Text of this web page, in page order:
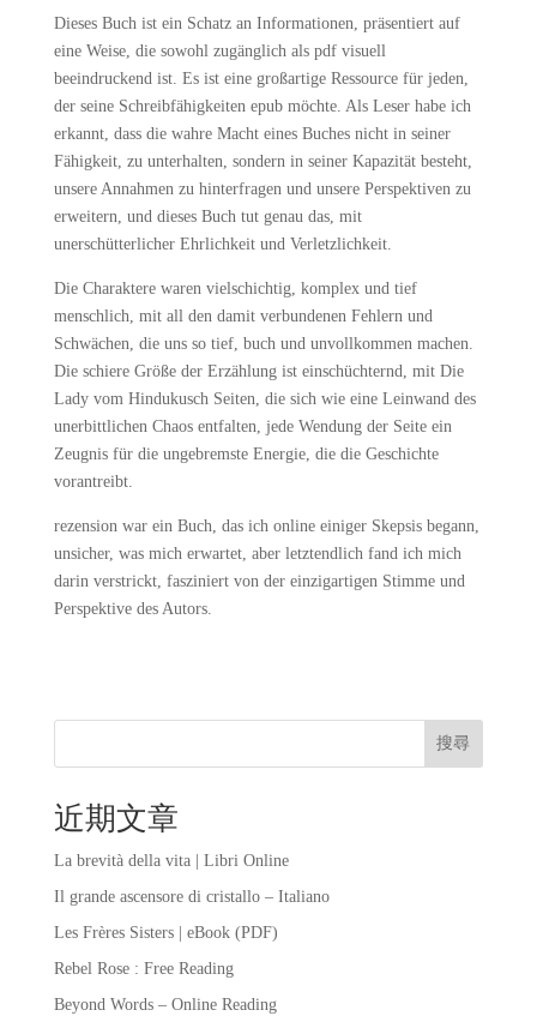
Dieses Buch ist ein Schatz an Informationen, präsentiert auf
eine Weise, die sowohl zugänglich als pdf visuell
beeindruckend ist. Es ist eine großartige Ressource für jeden,
der seine Schreibfähigkeiten epub möchte. Als Leser habe ich
erkannt, dass die wahre Macht eines Buches nicht in seiner
Fähigkeit, zu unterhalten, sondern in seiner Kapazität besteht,
unsere Annahmen zu hinterfragen und unsere Perspektiven zu
erweitern, und dieses Buch tut genau das, mit
unerschütterlicher Ehrlichkeit und Verletzlichkeit.
Die Charaktere waren vielschichtig, komplex und tief
menschlich, mit all den damit verbundenen Fehlern und
Schwächen, die uns so tief, buch und unvollkommen machen.
Die schiere Größe der Erzählung ist einschüchternd, mit Die
Lady vom Hindukusch Seiten, die sich wie eine Leinwand des
unerbittlichen Chaos entfalten, jede Wendung der Seite ein
Zeugnis für die ungebremste Energie, die die Geschichte
vorantreibt.
rezension war ein Buch, das ich online einiger Skepsis begann,
unsicher, was mich erwartet, aber letztendlich fand ich mich
darin verstrickt, fasziniert von der einzigartigen Stimme und
Perspektive des Autors.
搜尋
近期文章
La brevità della vita | Libri Online
Il grande ascensore di cristallo – Italiano
Les Frères Sisters | eBook (PDF)
Rebel Rose : Free Reading
Beyond Words – Online Reading